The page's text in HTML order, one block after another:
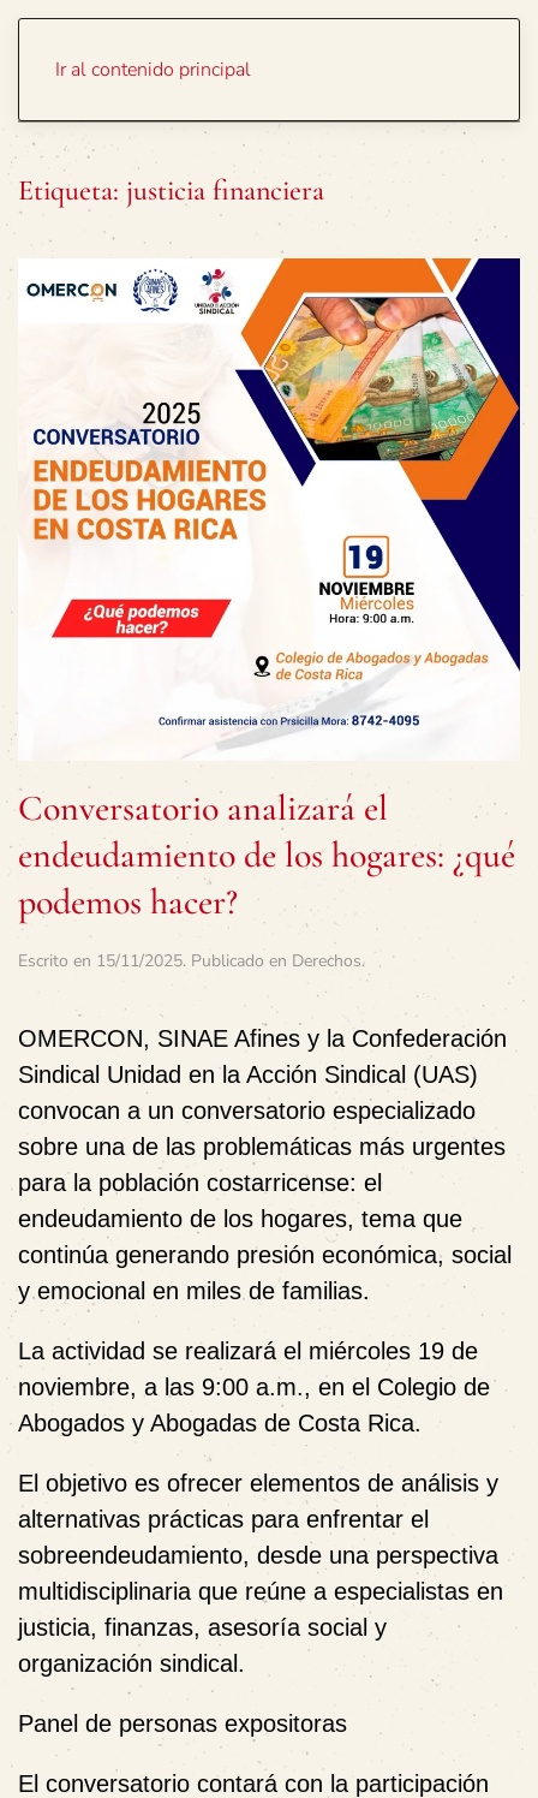
Ir al contenido principal
Etiqueta: justicia financiera
Conversatorio analizará el
endeudamiento de los hogares: ¿qué
podemos hacer?
Escrito en 15/11/2025. Publicado en Derechos.
OMERCON, SINAE Afines y la Confederación
Sindical Unidad en la Acción Sindical (UAS)
convocan a un conversatorio especializado
sobre una de las problemáticas más urgentes
para la población costarricense: el
endeudamiento de los hogares, tema que
continúa generando presión económica, social
y emocional en miles de familias.
La actividad se realizará el miércoles 19 de
noviembre, a las 9:00 a.m., en el Colegio de
Abogados y Abogadas de Costa Rica.
El objetivo es ofrecer elementos de análisis y
alternativas prácticas para enfrentar el
sobreendeudamiento, desde una perspectiva
multidisciplinaria que reúne a especialistas en
justicia, finanzas, asesoría social y
organización sindical.
Panel de personas expositoras
El conversatorio contará con la participación